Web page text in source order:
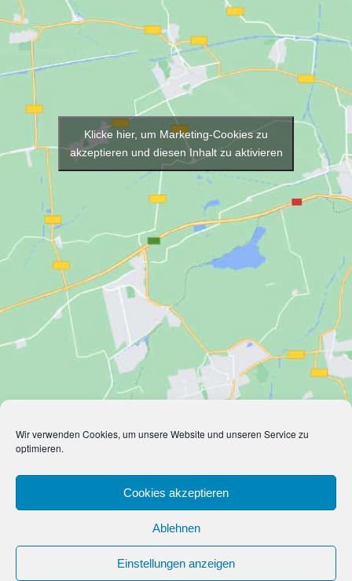
Wir verwenden Cookies, um unsere Website und unseren Service zu
optimieren.
Cookies akzeptieren
Ablehnen
Einstellungen anzeigen
Klicke hier, um Marketing-Cookies zu
akzeptieren und diesen Inhalt zu aktivieren